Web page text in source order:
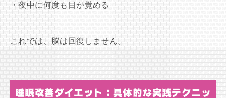
・夜中に何度も目が覚める
これでは、脳は回復しません。
睡眠改善ダイエット：具体的な実践テクニッ